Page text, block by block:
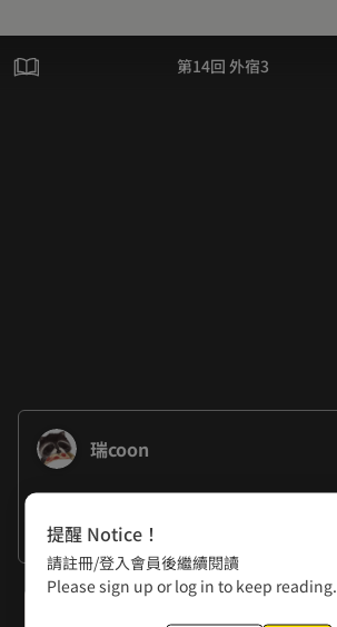
第14回 外宿3
瑞coon
石總是古板傳統的純情老BOY~
下一話
提醒 Notice！
請註冊/登入會員後繼續閱讀
Please sign up or log in to keep reading.